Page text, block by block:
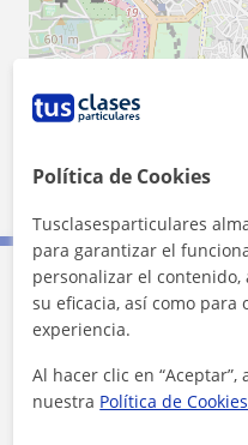
1 km
Contacta con
Tarifa
Política de Cookies
Tusclasesparticulares
para garantizar el
personalizar el
su eficacia, así como
experiencia.
Al hacer clic en
nuestra Política de Cookies